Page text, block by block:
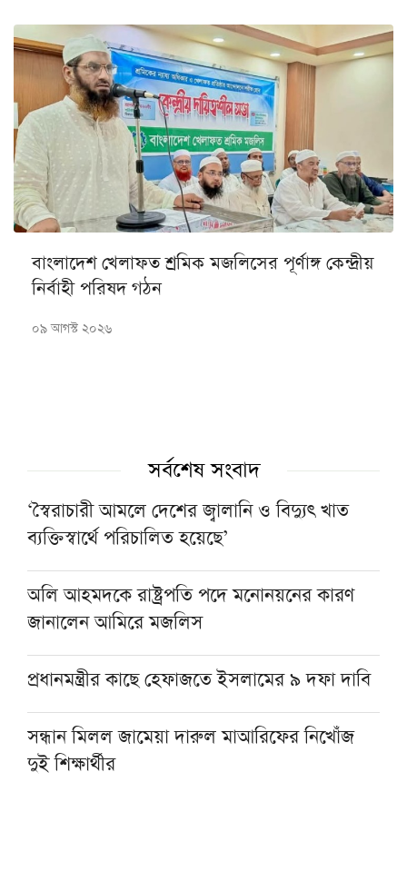
বাংলাদেশ খেলাফত শ্রমিক মজলিসের পূর্ণাঙ্গ কেন্দ্রীয়
নির্বাহী পরিষদ গঠন
০৯ আগস্ট ২০২৬
সর্বশেষ সংবাদ
‘স্বৈরাচারী আমলে দেশের জ্বালানি ও বিদ্যুৎ খাত
ব্যক্তিস্বার্থে পরিচালিত হয়েছে’
অলি আহমদকে রাষ্ট্রপতি পদে মনোনয়নের কারণ
জানালেন আমিরে মজলিস
প্রধানমন্ত্রীর কাছে হেফাজতে ইসলামের ৯ দফা দাবি
সন্ধান মিলল জামেয়া দারুল মাআরিফের নিখোঁজ
দুই শিক্ষার্থীর